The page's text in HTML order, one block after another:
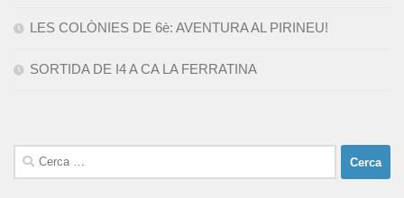
LES COLÒNIES DE 6è: AVENTURA AL PIRINEU!
SORTIDA DE I4 A CA LA FERRATINA
Cerca: